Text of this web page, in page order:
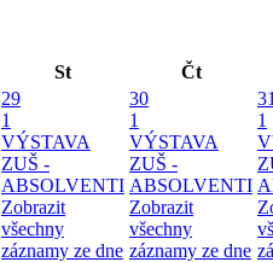
St
Čt
29
1
VÝSTAVA
ZUŠ -
ABSOLVENTI
Zobrazit
všechny
záznamy ze dne
30
1
VÝSTAVA
ZUŠ -
ABSOLVENTI
Zobrazit
všechny
záznamy ze dne
1